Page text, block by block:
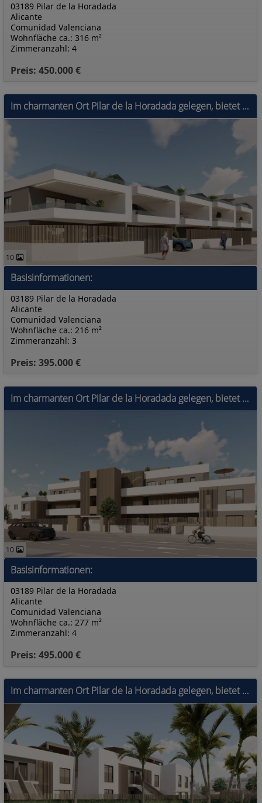
03189 Pilar de la Horadada
Alicante
Comunidad Valenciana
Preis: 450.000 €
Wohnfläche ca.: 316 m²
Zimmeranzahl: 4
Im charmanten Ort Pilar de la Horadada gelegen, bietet diese Wohnanlage eine exklusive Auswahl von 10 Bungalows. Sie sind für diejenigen konzipiert,
10
Basisinformationen:
03189 Pilar de la Horadada
Alicante
Comunidad Valenciana
Preis: 395.000 €
Wohnfläche ca.: 216 m²
Zimmeranzahl: 3
Im charmanten Ort Pilar de la Horadada gelegen, bietet diese Wohnanlage eine exklusive Auswahl von 10 Bungalows. Sie sind für diejenigen konzipiert,
10
Basisinformationen:
03189 Pilar de la Horadada
Alicante
Comunidad Valenciana
Preis: 495.000 €
Wohnfläche ca.: 277 m²
Zimmeranzahl: 4
Im charmanten Ort Pilar de la Horadada gelegen, bietet diese Wohnanlage eine exklusive Auswahl von 10 Bungalows. Sie sind für diejenigen konzipiert,